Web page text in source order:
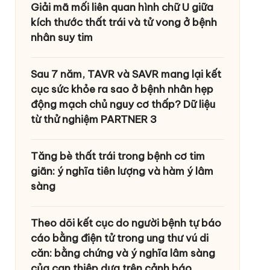
Giải mã mối liên quan hình chữ U giữa
kích thước thất trái và tử vong ở bệnh
nhân suy tim
Sau 7 năm, TAVR và SAVR mang lại kết
cục sức khỏe ra sao ở bệnh nhân hẹp
động mạch chủ nguy cơ thấp? Dữ liệu
từ thử nghiệm PARTNER 3
Tăng bè thất trái trong bệnh cơ tim
giãn: ý nghĩa tiên lượng và hàm ý lâm
sàng
Theo dõi kết cục do người bệnh tự báo
cáo bằng điện tử trong ung thư vú di
căn: bằng chứng và ý nghĩa lâm sàng